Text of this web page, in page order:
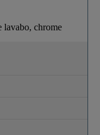
chrome